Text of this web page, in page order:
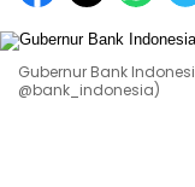
Gubernur Bank
@bank_indonesia)